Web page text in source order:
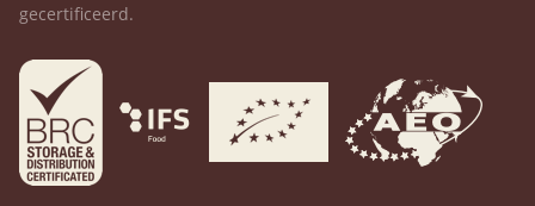
gecertificeerd.